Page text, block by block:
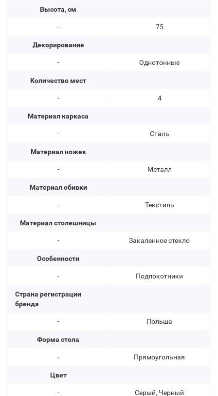
Высота, см
-
Декорирование
-
Количество мест
-
Материал каркаса
-
Материал ножек
-
Материал обивки
-
Материал столешницы
-
Особенности
-
Страна регистрации
бренда
-
Форма стола
-
Цвет
-
75
Однотонные
4
Сталь
Металл
Текстиль
Закаленное стекло
Подлокотники
Польша
Прямоугольная
Серый, Черный